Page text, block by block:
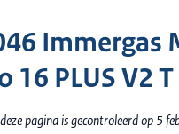
Immergas
16 PLUS V2 T
pagina is gecontroleerd op 5